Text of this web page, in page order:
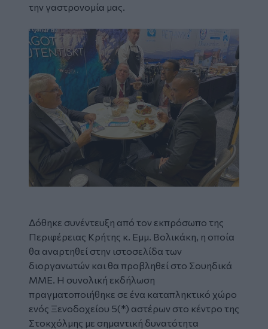
την γαστρονομία μας.
Δόθηκε συνέντευξη από τον εκπρόσωπο της
Περιφέρειας Κρήτης κ. Εμμ. Βολικάκη, η οποία
θα αναρτηθεί στην ιστοσελίδα των
διοργανωτών και θα προβληθεί στο Σουηδικά
ΜΜΕ. Η συνολική εκδήλωση
πραγματοποιήθηκε σε ένα καταπληκτικό χώρο
ενός Ξενοδοχείου 5(*) αστέρων στο κέντρο της
Στοκχόλμης με σημαντική δυνατότητα